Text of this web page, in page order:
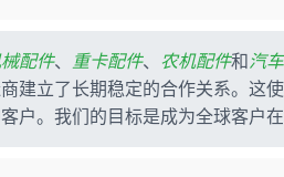
配件、 重卡配件、 农机配件和 汽
建立了长期稳定的合作关系。这
户。我们的目标是成为全球客户